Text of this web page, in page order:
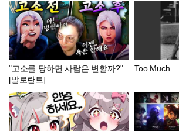
"고소를 당하면 사람은 변할까?"
[발로란트]
Too Much